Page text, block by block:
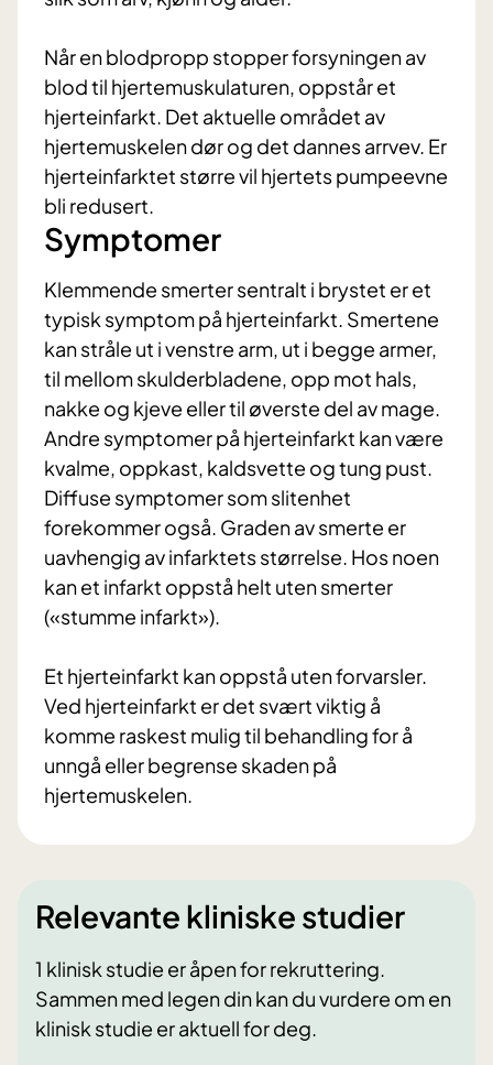
Når en blodpropp stopper forsyningen av
blod til hjertemuskulaturen, oppstår et
hjerteinfarkt. Det aktuelle området av
hjertemuskelen dør og det dannes arrvev. Er
hjerteinfarktet større vil hjertets pumpeevne
bli redusert.
Symptomer
Klemmende smerter sentralt i brystet er et
typisk symptom på hjerteinfarkt. Smertene
kan stråle ut i venstre arm, ut i begge armer,
til mellom skulderbladene, opp mot hals,
nakke og kjeve eller til øverste del av mage.
Andre symptomer på hjerteinfarkt kan være
kvalme, oppkast, kaldsvette og tung pust.
Diffuse symptomer som slitenhet
forekommer også. Graden av smerte er
uavhengig av infarktets størrelse. Hos noen
kan et infarkt oppstå helt uten smerter
(«stumme infarkt»).
Et hjerteinfarkt kan oppstå uten forvarsler.
Ved hjerteinfarkt er det svært viktig å
komme raskest mulig til behandling for å
unngå eller begrense skaden på
hjertemuskelen.
Relevante kliniske studier
1 klinisk studie er åpen for rekruttering.
Sammen med legen din kan du vurdere om en
klinisk studie er aktuell for deg.